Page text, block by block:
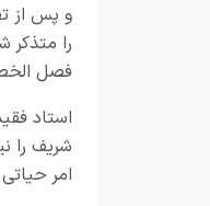
و پس از
را متذکر
فصل
استاد
شریف را
امر